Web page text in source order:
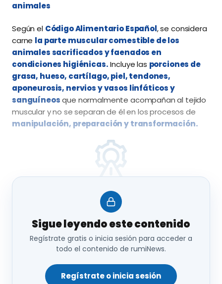
animales
Según el Código Alimentario Español, se considera
carne la parte muscular comestible de los
animales sacrificados y faenados en
condiciones higiénicas.Incluye las porciones de
grasa, hueso, cartílago, piel, tendones,
aponeurosis, nervios y vasos linfáticos y
sanguíneosque normalmente acompañan al tejido
muscular y no se separan de él en los procesos de
manipulación, preparación y transformación.
Básicamente, la carne está formada por la parte
muscular de los animales de abasto.
Sigue leyendo este contenido
Regístrate gratis o inicia sesión para acceder a
todo el contenido de rumiNews.
Regístrate o inicia sesión